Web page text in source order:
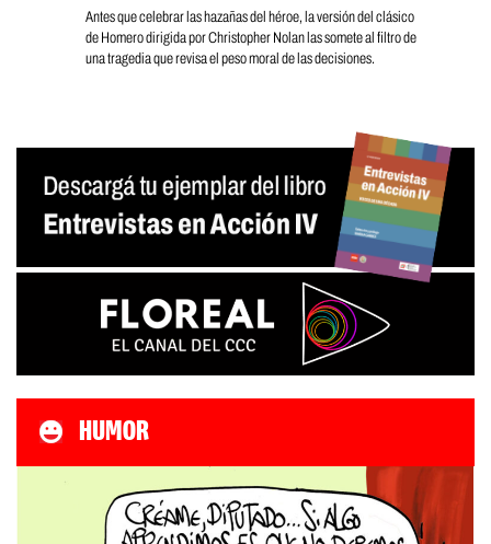
Antes que celebrar las hazañas del héroe, la versión del clásico
de Homero dirigida por Christopher Nolan las somete al filtro de
una tragedia que revisa el peso moral de las decisiones.
HUMOR